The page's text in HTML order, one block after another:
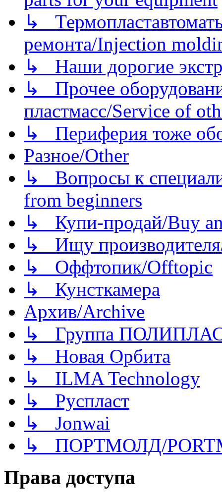
↳
ремонта/Injection
↳ Наши дорогие
↳ Прочее
пластмасс/Service of
↳ Периферия тоже
Разное/Other
↳ Вопросы к
from beginners
↳ Купи-продай/Buy
↳ Ищу
↳ Оффтопик/Offtopic
↳ Кунсткамера
Архив/Archive
↳ Группа
↳ Новая Орбита
↳ ILMA Technology
↳ Руспласт
↳ Jonwai
↳ ПОРТМОЛД/
Права доступа